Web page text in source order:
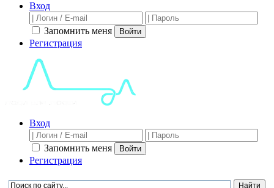
Вход
Запомнить меня Войти
Регистрация
Вход
Запомнить меня Войти
Регистрация